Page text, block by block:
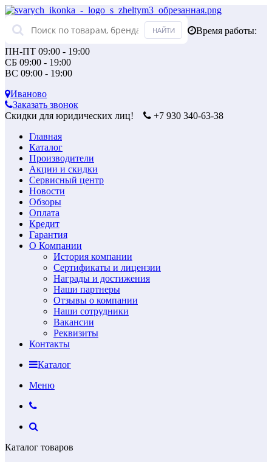
Время работы:
ПН-ПТ 09:00 - 19:00
СБ 09:00 - 19:00
ВС 09:00 - 19:00
Иваново
Заказать звонок
Скидки для юридических лиц!
+7 930 340-63-38
Главная
Каталог
Производители
Акции и скидки
Сервисный центр
Новости
Обзоры
Оплата
Кредит
Гарантия
О Компании
История компании
Сертификаты и лицензии
Награды и достижения
Наши партнеры
Отзывы о компании
Наши сотрудники
Вакансии
Реквизиты
Контакты
Каталог
Меню
Каталог товаров